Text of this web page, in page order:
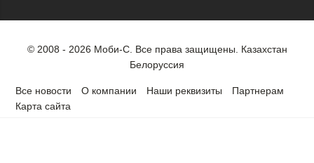
© 2008 - 2026 Моби-С. Все права защищены. Казахстан
Белоруссия
Все новости О компании Наши реквизиты
Партнерам
Карта сайта